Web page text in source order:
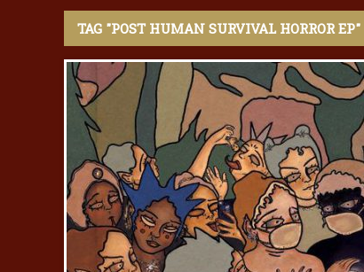
TAG "POST HUMAN SURVIVAL HORROR EP"